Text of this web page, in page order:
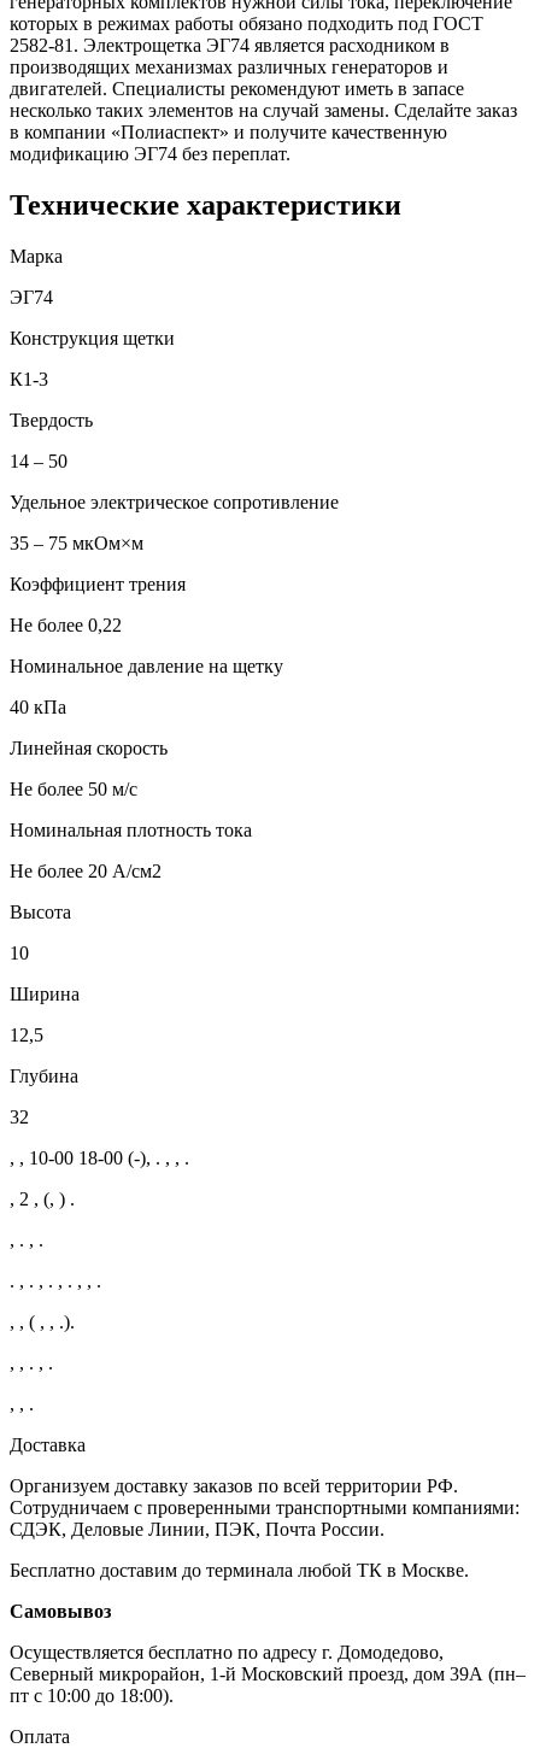
которых в режимах работы обязано подходить под ГОСТ
2582-81. Электрощетка ЭГ74 является расходником в
производящих механизмах различных генераторов и
двигателей. Специалисты рекомендуют иметь в запасе
несколько таких элементов на случай замены. Сделайте заказ
в компании «Полиаспект» и получите качественную
модификацию ЭГ74 без переплат.
Технические характеристики
Марка
ЭГ74
Конструкция щетки
К1-3
Твердость
14 – 50
Удельное электрическое сопротивление
35 – 75 мкОм×м
Коэффициент трения
Не более 0,22
Номинальное давление на щетку
40 кПа
Линейная скорость
Не более 50 м/с
Номинальная плотность тока
Не более 20 А/см2
Высота
10
Ширина
12,5
Глубина
32
, , 10-00 18-00 (-), . , , .
, 2 , (, ) .
, . , .
. , . , . , . , , .
, , ( , , .).
, , . , .
, , .
Доставка
Организуем доставку заказов по всей территории РФ.
Сотрудничаем с проверенными транспортными компаниями:
СДЭК, Деловые Линии, ПЭК, Почта России.
Бесплатно доставим до терминала любой ТК в Москве.
Самовывоз
Осуществляется бесплатно по адресу г. Домодедово,
Северный микрорайон, 1-й Московский проезд, дом 39А (пн–
пт с 10:00 до 18:00).
Оплата